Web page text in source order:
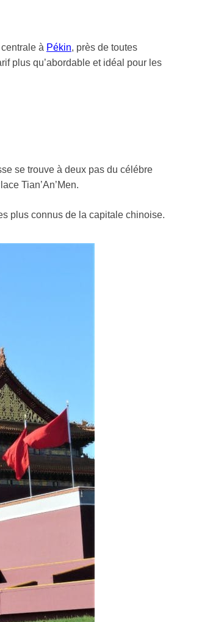
à Pékin, près de toutes
plus qu’abordable et idéal pour les
se trouve à deux pas du célébre
Tian’An’Men.
plus connus de la capitale chinoise.